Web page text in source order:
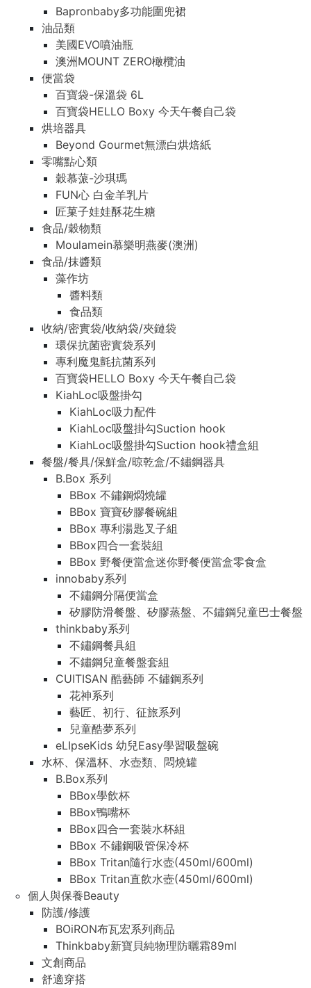
Bapronbaby多功能圍兜裙
油品類
美國EVO噴油瓶
澳洲MOUNT ZERO橄欖油
便當袋
百寶袋-保溫袋 6L
百寶袋HELLO Boxy 今天午餐自己袋
烘培器具
Beyond Gourmet無漂白烘焙紙
零嘴點心類
穀慕蒎-沙琪瑪
FUN心 白金羊乳片
匠菓子娃娃酥花生糖
食品/穀物類
Moulamein慕樂明燕麥(澳洲)
食品/抹醬類
藻作坊
醬料類
食品類
收納/密實袋/收納袋/夾鏈袋
環保抗菌密實袋系列
專利魔鬼氈抗菌系列
百寶袋HELLO Boxy 今天午餐自己袋
KiahLoc吸盤掛勾
KiahLoc吸力配件
KiahLoc吸盤掛勾Suction hook
KiahLoc吸盤掛勾Suction hook禮盒組
餐盤/餐具/保鮮盒/晾乾盒/不鏽鋼器具
B.Box 系列
BBox 不鏽鋼燜燒罐
BBox 寶寶矽膠餐碗組
BBox 專利湯匙叉子組
BBox四合一套裝組
BBox 野餐便當盒迷你野餐便當盒零食盒
innobaby系列
不鏽鋼分隔便當盒
矽膠防滑餐盤、矽膠蒸盤、不鏽鋼兒童巴士餐盤
thinkbaby系列
不鏽鋼餐具組
不鏽鋼兒童餐盤套組
CUITISAN 酷藝師 不鏽鋼系列
花神系列
藝匠、初行、征旅系列
兒童酷夢系列
eLIpseKids 幼兒Easy學習吸盤碗
水杯、保溫杯、水壺類、悶燒罐
B.Box系列
BBox學飲杯
BBox鴨嘴杯
BBox四合一套裝水杯組
BBox 不鏽鋼吸管保冷杯
BBox Tritan隨行水壺(450ml/600ml)
BBox Tritan直飲水壺(450ml/600ml)
個人與保養Beauty
防護/修護
BOiRON布瓦宏系列商品
Thinkbaby新寶貝純物理防曬霜89ml
文創商品
舒適穿搭